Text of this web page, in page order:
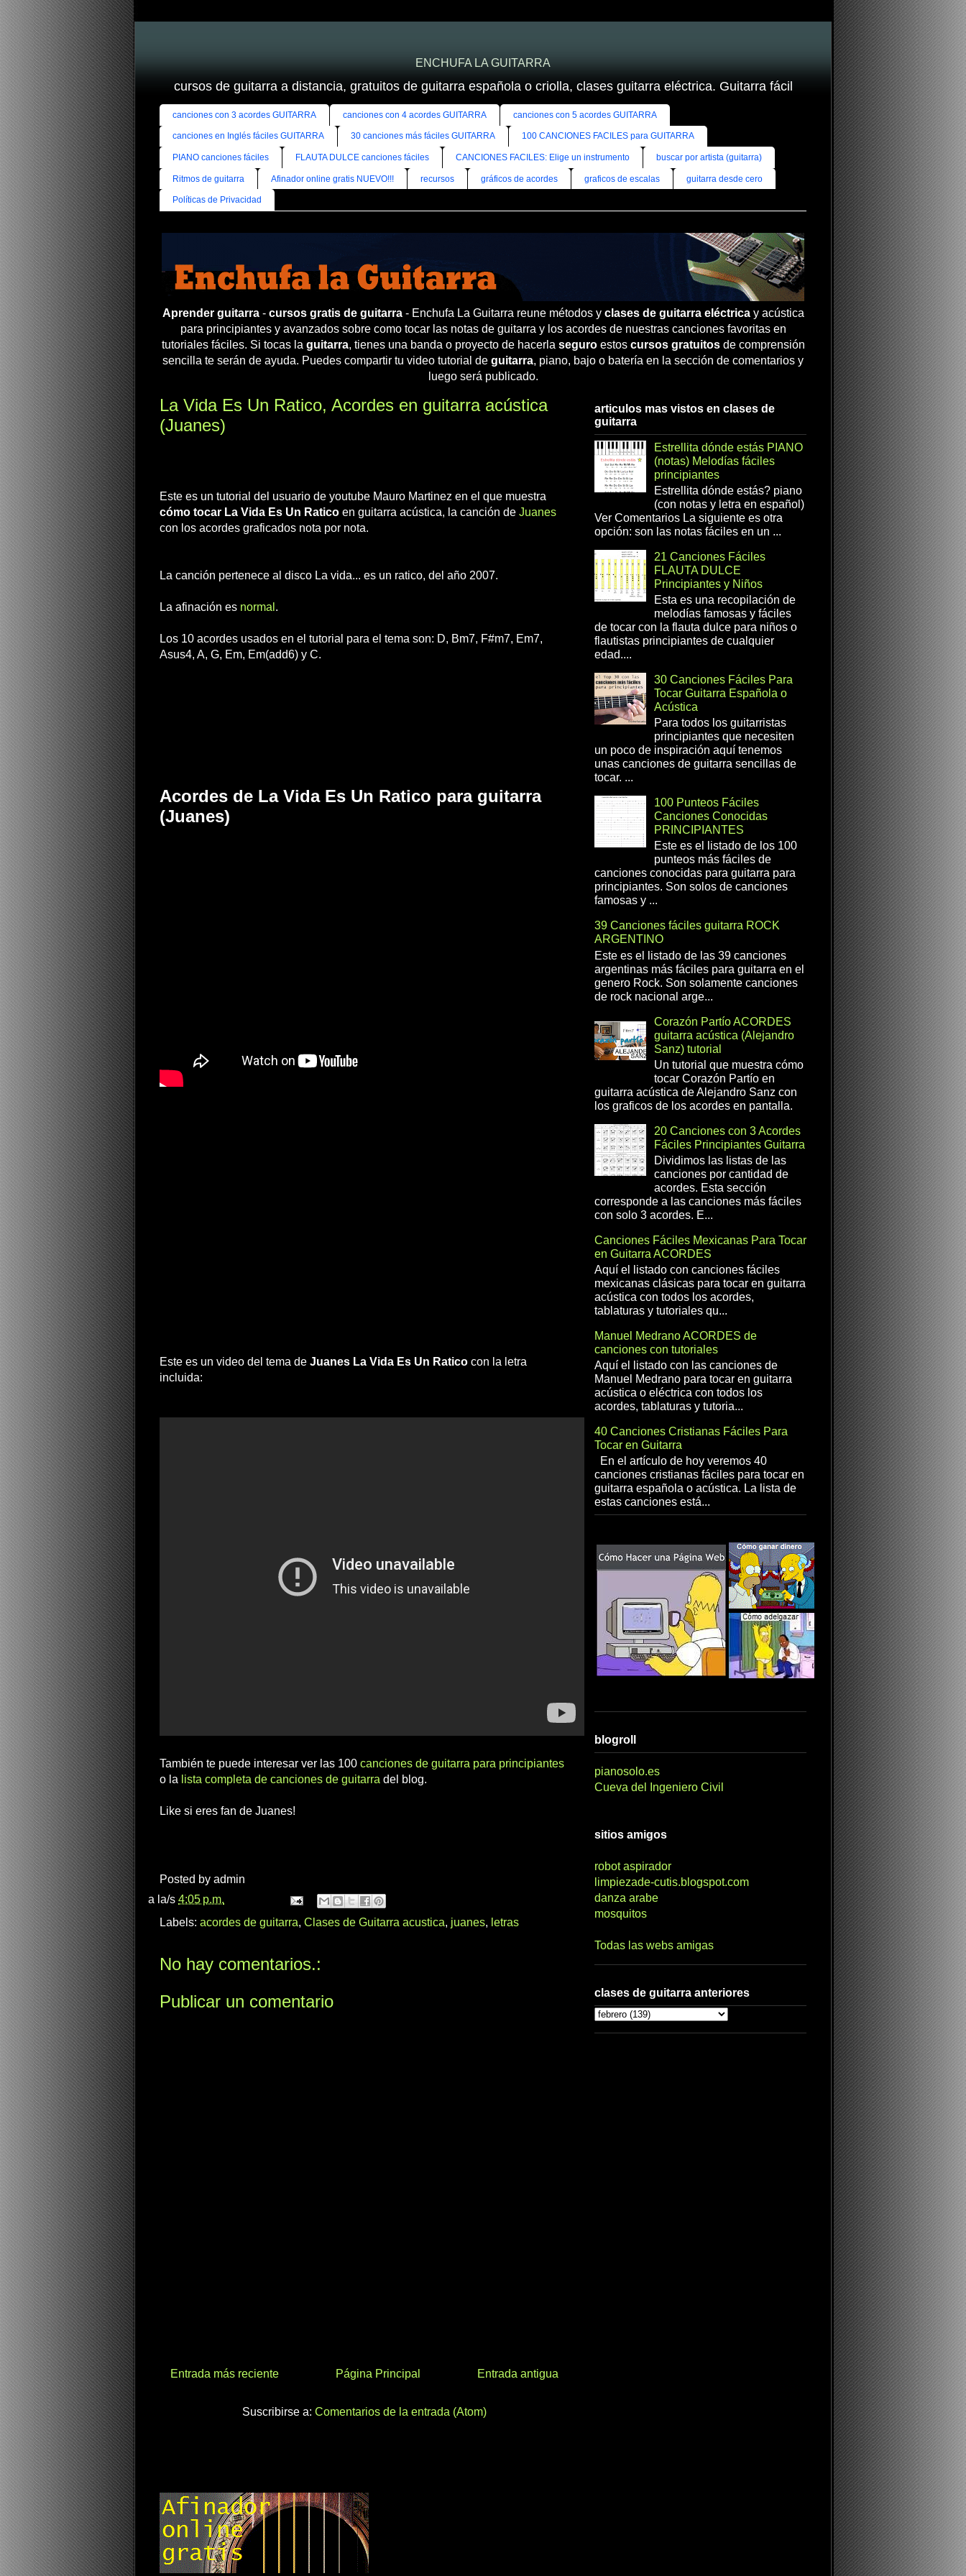
ENCHUFA LA GUITARRA
cursos de guitarra a distancia, gratuitos de guitarra española o criolla, clases guitarra eléctrica. Guitarra fácil
canciones con 3 acordes GUITARRA canciones con 4 acordes GUITARRA canciones con 5 acordes GUITARRA
canciones en Inglés fáciles GUITARRA 30 canciones más fáciles GUITARRA 100 CANCIONES FACILES para GUITARRA
PIANO canciones fáciles FLAUTA DULCE canciones fáciles CANCIONES FACILES: Elige un instrumento buscar por artista (guitarra)
Ritmos de guitarra Afinador online gratis NUEVO!!! recursos gráficos de acordes graficos de escalas guitarra desde cero
Políticas de Privacidad
Aprender guitarra- cursos gratis de guitarra- Enchufa La Guitarra reune métodos y clases de guitarra eléctricay acústica
para principiantes y avanzados sobre como tocar las notas de guitarra y los acordes de nuestras canciones favoritas en
tutoriales fáciles. Si tocas la guitarra, tienes una banda o proyecto de hacerla seguroestos cursos gratuitosde comprensión
sencilla te serán de ayuda. Puedes compartir tu video tutorial de guitarra, piano, bajo o batería en la sección de comentarios y
luego será publicado.
La Vida Es Un Ratico, Acordes en guitarra acústica
(Juanes)
Este es un tutorial del usuario de youtube Mauro Martinez en el que muestra
cómo tocar La Vida Es Un Ratico en guitarra acústica, la canción de Juanes
con los acordes graficados nota por nota.
La canción pertenece al disco La vida... es un ratico, del año 2007.
La afinación es normal .
Los 10 acordes usados en el tutorial para el tema son: D, Bm7, F#m7, Em7,
Asus4, A, G, Em, Em(add6) y C.
Acordes de La Vida Es Un Ratico para guitarra
(Juanes)
Este es un video del tema de Juanes La Vida Es Un Ratico con la letra
incluida:
También te puede interesar ver las 100 canciones de guitarra para principiantes
o la lista completa de canciones de guitarra del blog.
Like si eres fan de Juanes!
Posted by admin
a la/s 4:05 p.m.
Labels: acordes de guitarra, Clases de Guitarra acustica, juanes, letras
No hay comentarios.:
Publicar un comentario
Entrada más reciente Entrada antigua
Página Principal
Suscribirse a: Comentarios de la entrada (Atom)
articulos mas vistos en clases de
guitarra
Estrellita dónde estás PIANO
(notas) Melodías fáciles
principiantes
Estrellita dónde estás? piano
(con notas y letra en español)
Ver Comentarios La siguiente es otra
opción: son las notas fáciles en un ...
21 Canciones Fáciles
FLAUTA DULCE
Principiantes y Niños
Esta es una recopilación de
melodías famosas y fáciles
de tocar con la flauta dulce para niños o
flautistas principiantes de cualquier
edad....
30 Canciones Fáciles Para
Tocar Guitarra Española o
Acústica
Para todos los guitarristas
principiantes que necesiten
un poco de inspiración aquí tenemos
unas canciones de guitarra sencillas de
tocar. ...
100 Punteos Fáciles
Canciones Conocidas
PRINCIPIANTES
Este es el listado de los 100
punteos más fáciles de
canciones conocidas para guitarra para
principiantes. Son solos de canciones
famosas y ...
39 Canciones fáciles guitarra ROCK
ARGENTINO
Este es el listado de las 39 canciones
argentinas más fáciles para guitarra en el
genero Rock. Son solamente canciones
de rock nacional arge...
Corazón Partío ACORDES
guitarra acústica (Alejandro
Sanz) tutorial
Un tutorial que muestra cómo
tocar Corazón Partío en
guitarra acústica de Alejandro Sanz con
los graficos de los acordes en pantalla.
20 Canciones con 3 Acordes
Fáciles Principiantes Guitarra
Dividimos las listas de las
canciones por cantidad de
acordes. Esta sección
corresponde a las canciones más fáciles
con solo 3 acordes. E...
Canciones Fáciles Mexicanas Para Tocar
en Guitarra ACORDES
Aquí el listado con canciones fáciles
mexicanas clásicas para tocar en guitarra
acústica con todos los acordes,
tablaturas y tutoriales qu...
Manuel Medrano ACORDES de
canciones con tutoriales
Aquí el listado con las canciones de
Manuel Medrano para tocar en guitarra
acústica o eléctrica con todos los
acordes, tablaturas y tutoria...
40 Canciones Cristianas Fáciles Para
Tocar en Guitarra
En el artículo de hoy veremos 40
canciones cristianas fáciles para tocar en
guitarra española o acústica. La lista de
estas canciones está...
blogroll
pianosolo.es
Cueva del Ingeniero Civil
sitios amigos
robot aspirador
limpiezade-cutis.blogspot.com
danza arabe
mosquitos
Todas las webs amigas
clases de guitarra anteriores